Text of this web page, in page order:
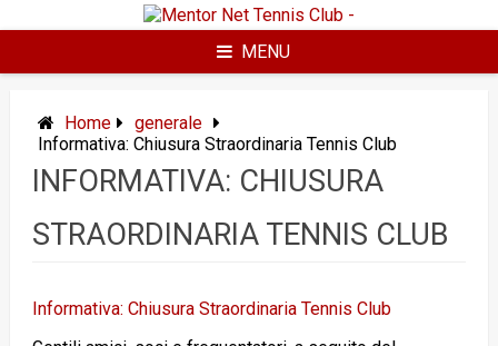
to
MENU
Home
generale
Informativa: Chiusura Straordinaria Tennis Club
INFORMATIVA: CHIUSURA
STRAORDINARIA TENNIS CLUB
Informativa: Chiusura Straordinaria Tennis Club